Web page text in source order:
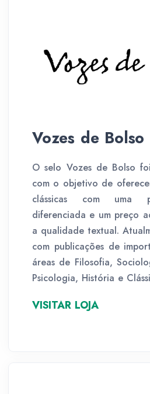
Vozes de Bolso
O selo Vozes de Bolso
com o objetivo de
clássicas com uma
diferenciada e um preço
a qualidade textual.
com publicações de
áreas de Filosofia,
Psicologia, História e
VISITAR LOJA